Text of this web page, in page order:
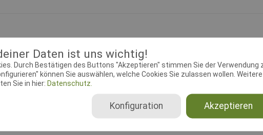
Daten ist uns wichtig!
Durch Bestätigen des Buttons "Akzeptieren" stimmen Sie der Verwendung
können Sie auswählen, welche Cookies Sie zulassen wollen. Weitere
Sie in hier: Datenschutz.
Akzeptieren
Konfiguration
02.02.2018 00:00:00 Meldeschluss:21.02.2018 00:00:00
Agility